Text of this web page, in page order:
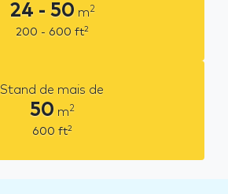
24 - 50 m2
200 - 600 ft2
Stand de mais de
50 m2
600 ft2